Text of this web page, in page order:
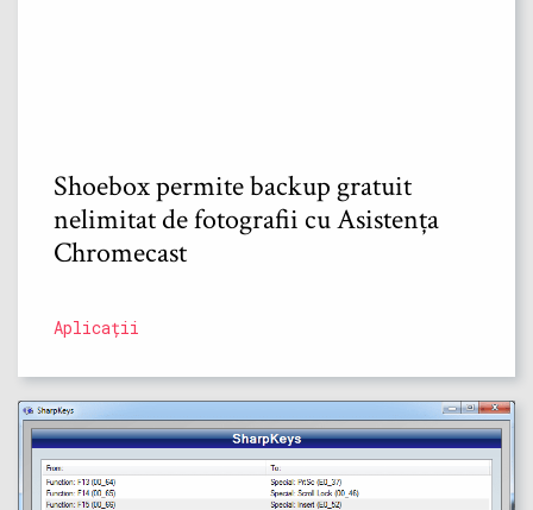
Shoebox permite backup gratuit
nelimitat de fotografii cu Asistența
Chromecast
Aplicații